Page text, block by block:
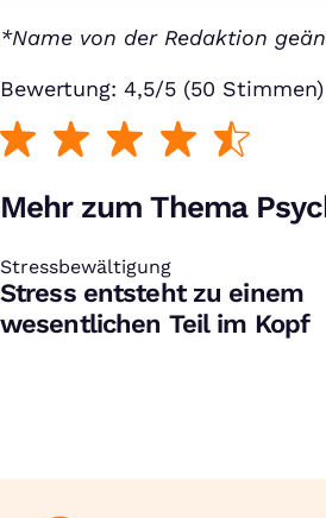
*Name von der Redaktion
Bewertung: 4,5/5 (50 Stimmen)
Mehr zum Thema
Stressbewältigung
:
Stress entsteht zu einem
wesentlichen Teil im Kopf